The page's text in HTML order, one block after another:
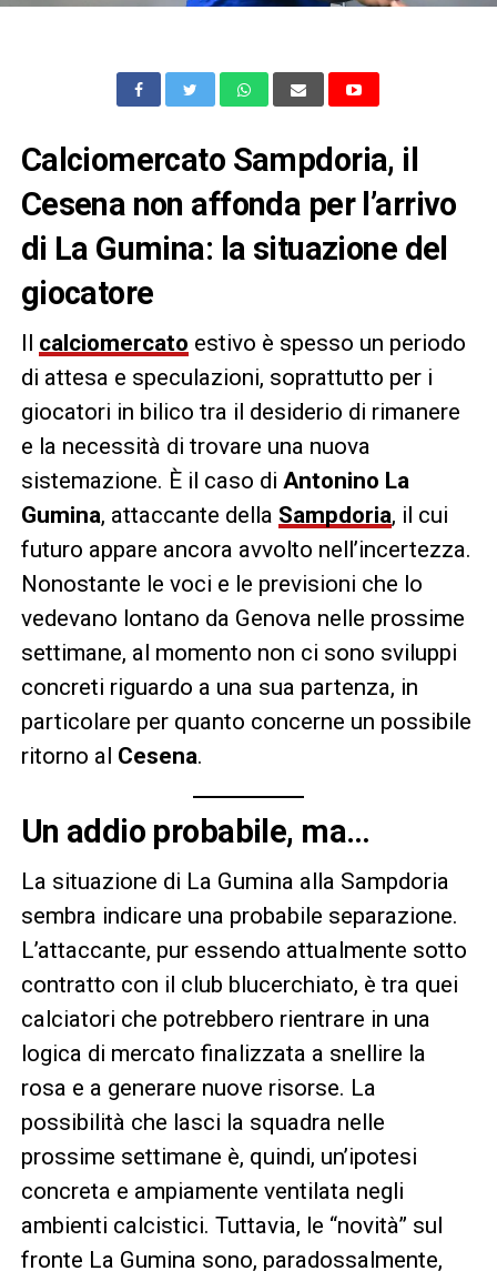
Calciomercato Sampdoria, il
Cesena non affonda per l’arrivo
di La Gumina: la situazione del
giocatore
Il calciomercato estivo è spesso un periodo
di attesa e speculazioni, soprattutto per i
giocatori in bilico tra il desiderio di rimanere
e la necessità di trovare una nuova
sistemazione. È il caso di Antonino La
Gumina, attaccante della Sampdoria, il cui
futuro appare ancora avvolto nell’incertezza.
Nonostante le voci e le previsioni che lo
vedevano lontano da Genova nelle prossime
settimane, al momento non ci sono sviluppi
concreti riguardo a una sua partenza, in
particolare per quanto concerne un possibile
ritorno al Cesena.
Un addio probabile, ma…
La situazione di La Gumina alla Sampdoria
sembra indicare una probabile separazione.
L’attaccante, pur essendo attualmente sotto
contratto con il club blucerchiato, è tra quei
calciatori che potrebbero rientrare in una
logica di mercato finalizzata a snellire la
rosa e a generare nuove risorse. La
possibilità che lasci la squadra nelle
prossime settimane è, quindi, un’ipotesi
concreta e ampiamente ventilata negli
ambienti calcistici. Tuttavia, le “novità” sul
fronte La Gumina sono, paradossalmente,